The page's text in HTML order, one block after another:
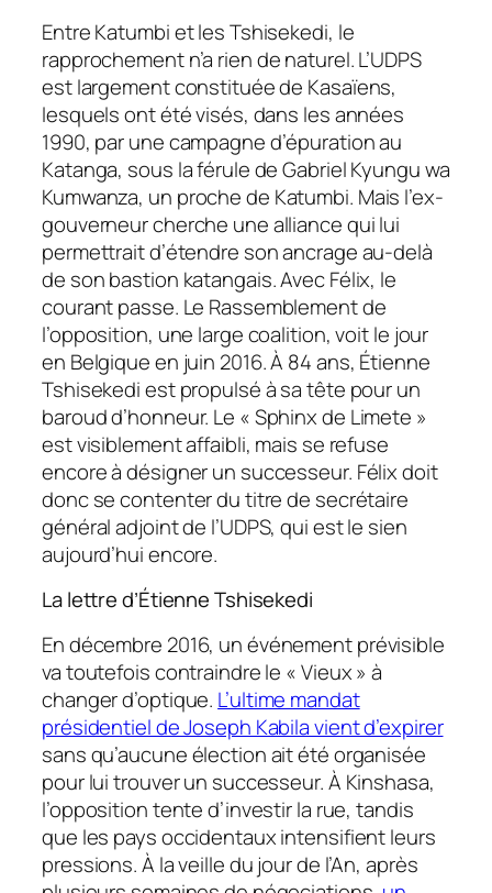
Entre Katumbi et les Tshisekedi, le
rapprochement n’a rien de naturel. L’UDPS
est largement constituée de Kasaïens,
lesquels ont été visés, dans les années
1990, par une campagne d’épuration au
Katanga, sous la férule de Gabriel Kyungu wa
Kumwanza, un proche de Katumbi. Mais l’ex-
gouverneur cherche une alliance qui lui
permettrait d’étendre son ancrage au-delà
de son bastion katangais. Avec Félix, le
courant passe. Le Rassemblement de
l’opposition, une large coalition, voit le jour
en Belgique en juin 2016. À 84 ans, Étienne
Tshisekedi est propulsé à sa tête pour un
baroud d’honneur. Le « Sphinx de Limete »
est visiblement affaibli, mais se refuse
encore à désigner un successeur. Félix doit
donc se contenter du titre de secrétaire
général adjoint de l’UDPS, qui est le sien
aujourd’hui encore.
La lettre d’Étienne Tshisekedi
En décembre 2016, un événement prévisible
va toutefois contraindre le « Vieux » à
changer d’optique. L’ultime mandat
présidentiel de Joseph Kabila vient d’expirer
sans qu’aucune élection ait été organisée
pour lui trouver un successeur. À Kinshasa,
l’opposition tente d’investir la rue, tandis
que les pays occidentaux intensifient leurs
pressions. À la veille du jour de l’An, après